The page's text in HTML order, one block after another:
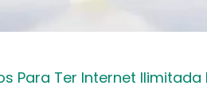
Para Ter Internet